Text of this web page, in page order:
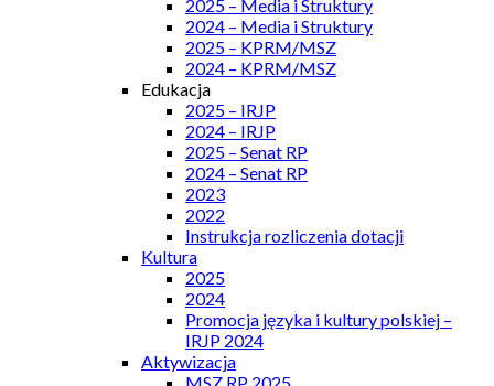
2025 – Media i Struktury
2024 – Media i Struktury
2025 – KPRM/MSZ
2024 – KPRM/MSZ
Edukacja
2025 – IRJP
2024 – IRJP
2025 – Senat RP
2024 – Senat RP
2023
2022
Instrukcja rozliczenia dotacji
Kultura
2025
2024
Promocja języka i kultury polskiej –
IRJP 2024
Aktywizacja